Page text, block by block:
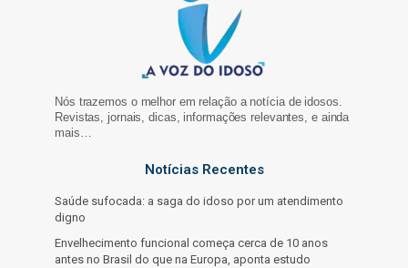
Nós trazemos o melhor em relação a notícia de idosos.
Revistas, jornais, dicas, informações relevantes, e ainda
mais…
Notícias Recentes
Saúde sufocada: a saga do idoso por um atendimento
digno
Envelhecimento funcional começa cerca de 10 anos
antes no Brasil do que na Europa, aponta estudo